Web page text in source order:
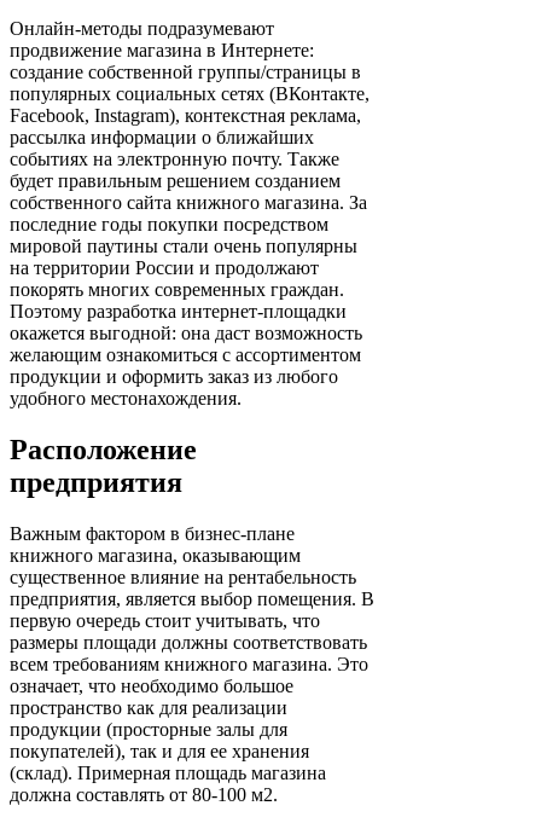
Онлайн-методы подразумевают
продвижение магазина в Интернете:
создание собственной группы/страницы в
популярных социальных сетях (ВКонтакте,
Facebook, Instagram), контекстная реклама,
рассылка информации о ближайших
событиях на электронную почту. Также
будет правильным решением созданием
собственного сайта книжного магазина. За
последние годы покупки посредством
мировой паутины стали очень популярны
на территории России и продолжают
покорять многих современных граждан.
Поэтому разработка интернет-площадки
окажется выгодной: она даст возможность
желающим ознакомиться с ассортиментом
продукции и оформить заказ из любого
удобного местонахождения.
Расположение
предприятия
Важным фактором в бизнес-плане
книжного магазина, оказывающим
существенное влияние на рентабельность
предприятия, является выбор помещения. В
первую очередь стоит учитывать, что
размеры площади должны соответствовать
всем требованиям книжного магазина. Это
означает, что необходимо большое
пространство как для реализации
продукции (просторные залы для
покупателей), так и для ее хранения
(склад). Примерная площадь магазина
должна составлять от 80-100 м2.